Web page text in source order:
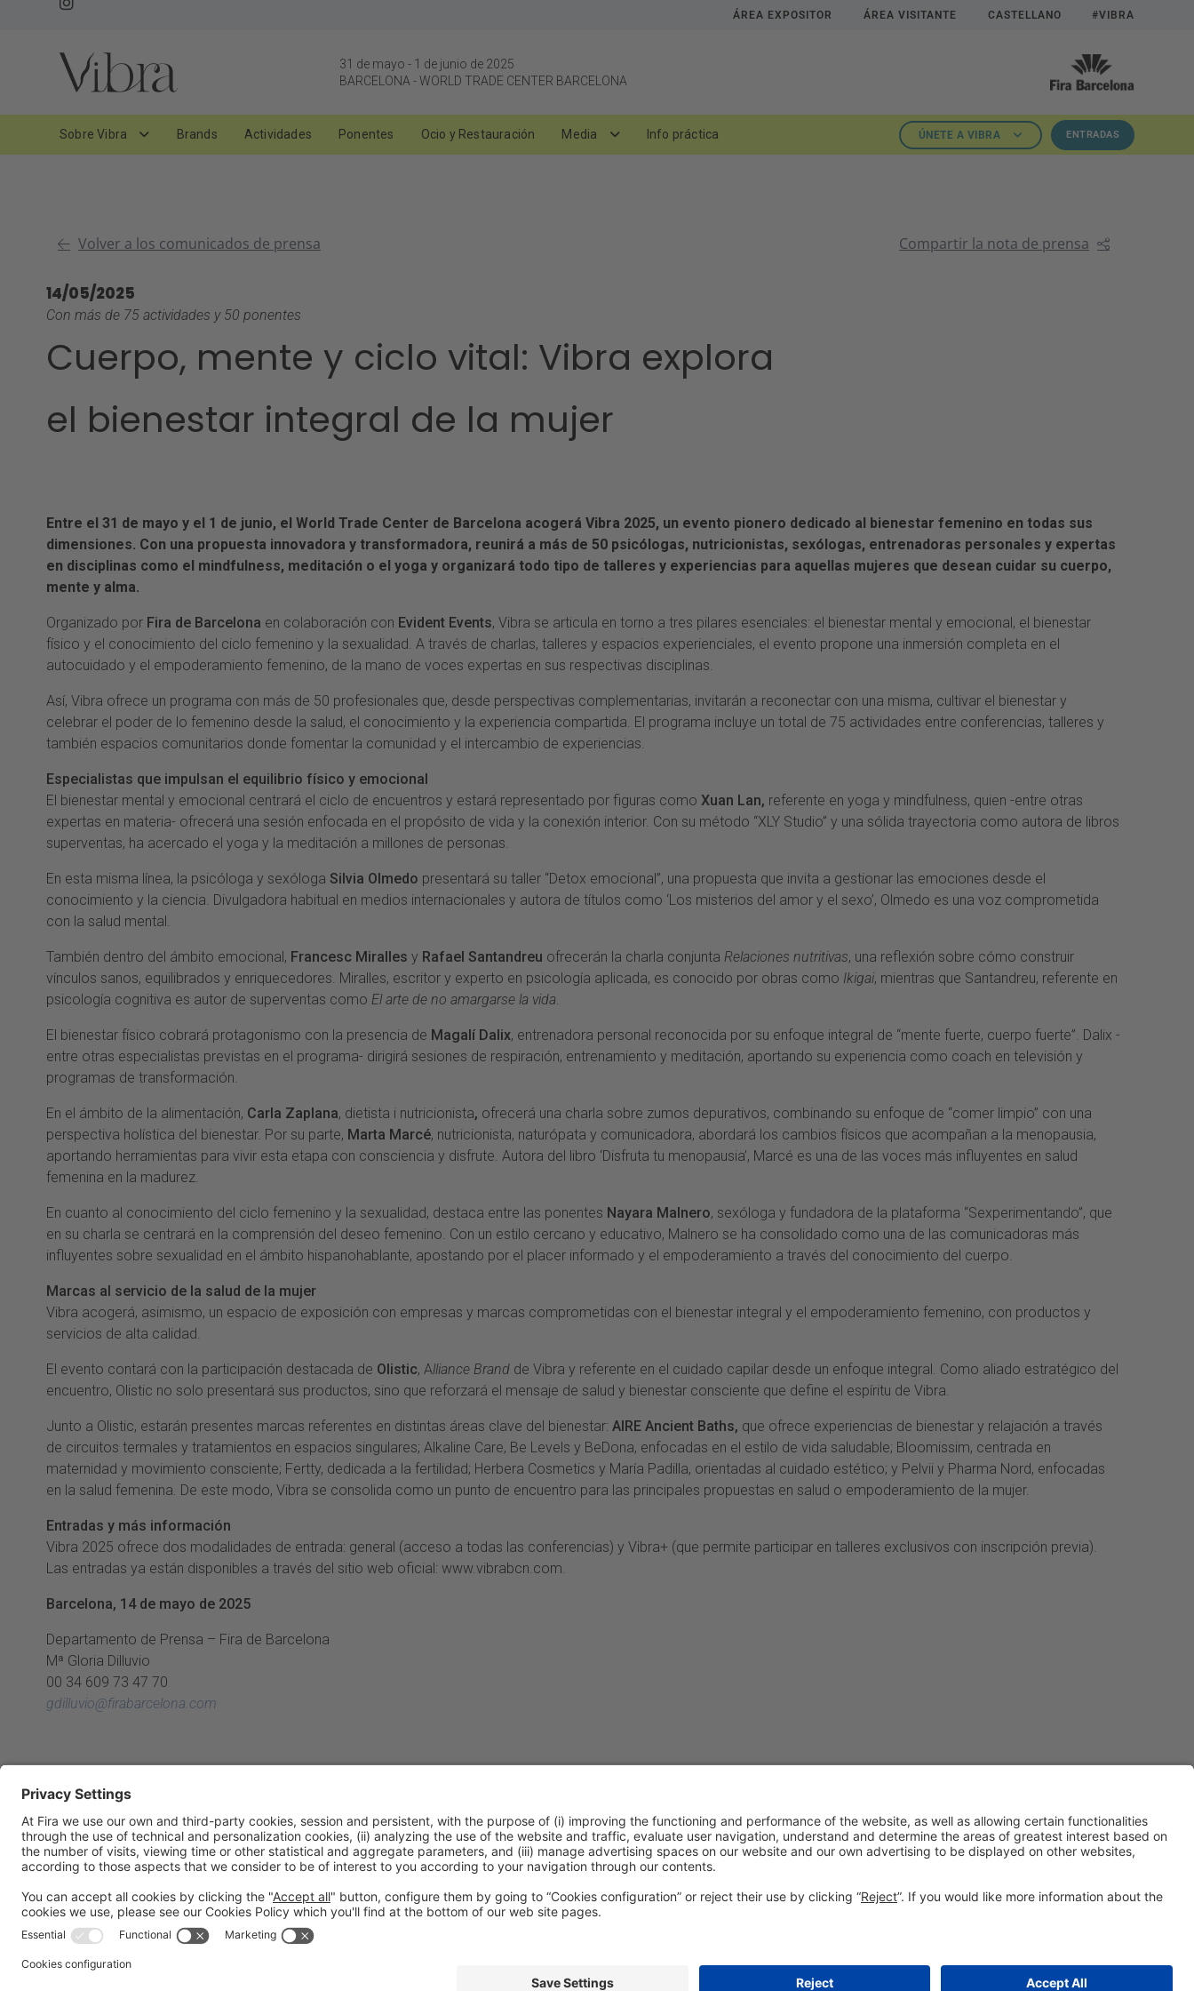
ÁREA EXPOSITOR ÁREA VISITANTE CASTELLANO #VIBRA
31 de mayo - 1 de junio de 2025
BARCELONA -WORLD TRADE CENTER BARCELONA
Sobre Vibra Brands Actividades Ponentes Ocio y Restauración Media Info práctica ÚNETE A VIBRA ENTRADAS
Volver a los comunicados de prensa Compartir la nota de prensa
14/05/2025
Con más de 75 actividades y 50 ponentes
Cuerpo, mente y ciclo vital: Vibra explora
el bienestar integral de la mujer
Entre el 31 de mayo y el 1 de junio, el World Trade Center de Barcelona acogerá Vibra 2025, un evento pionero dedicado al bienestar femenino en todas sus
dimensiones. Con una propuesta innovadora y transformadora, reunirá a más de 50 psicólogas, nutricionistas, sexólogas, entrenadoras personales y expertas
en disciplinas como el mindfulness, meditación o el yoga y organizará todo tipo de talleres y experiencias para aquellas mujeres que desean cuidar su cuerpo,
mente y alma.
Organizado por Fira de Barcelona en colaboración con Evident Events, Vibra se articula en torno a tres pilares esenciales: el bienestar mental y emocional, el bienestar
físico y el conocimiento del ciclo femenino y la sexualidad. A través de charlas, talleres y espacios experienciales, el evento propone una inmersión completa en el
autocuidado y el empoderamiento femenino, de la mano de voces expertas en sus respectivas disciplinas.
Así, Vibra ofrece un programa con más de 50 profesionales que, desde perspectivas complementarias, invitarán a reconectar con una misma, cultivar el bienestar y
celebrar el poder de lo femenino desde la salud, el conocimiento y la experiencia compartida. El programa incluye un total de 75 actividades entre conferencias, talleres y
también espacios comunitarios donde fomentar la comunidad y el intercambio de experiencias.
Especialistas que impulsan el equilibrio físico y emocional
El bienestar mental y emocional centrará el ciclo de encuentros y estará representado por figuras como Xuan Lan, referente en yoga y mindfulness, quien -entre otras
expertas en materia- ofrecerá una sesión enfocada en el propósito de vida y la conexión interior. Con su método “XLY Studio” y una sólida trayectoria como autora de libros
superventas, ha acercado el yoga y la meditación a millones de personas.
En esta misma línea, la psicóloga y sexóloga Silvia Olmedo presentará su taller “Detox emocional”, una propuesta que invita a gestionar las emociones desde el
conocimiento y la ciencia. Divulgadora habitual en medios internacionales y autora de títulos como ‘Los misterios del amor y el sexo’, Olmedo es una voz comprometida
con la salud mental.
También dentro del ámbito emocional, Francesc Miralles y Rafael Santandreu ofrecerán la charla conjunta Relaciones nutritivas, una reflexión sobre cómo construir
vínculos sanos, equilibrados y enriquecedores. Miralles, escritor y experto en psicología aplicada, es conocido por obras como Ikigai, mientras que Santandreu, referente en
psicología cognitiva es autor de superventas como El arte de no amargarse la vida.
El bienestar físico cobrará protagonismo con la presencia de Magalí Dalix, entrenadora personal reconocida por su enfoque integral de “mente fuerte, cuerpo fuerte”. Dalix -
entre otras especialistas previstas en el programa- dirigirá sesiones de respiración, entrenamiento y meditación, aportando su experiencia como coach en televisión y
programas de transformación.
En el ámbito de la alimentación, Carla Zaplana, dietista i nutricionista, ofrecerá una charla sobre zumos depurativos, combinando su enfoque de “comer limpio” con una
perspectiva holística del bienestar. Por su parte, Marta Marcé, nutricionista, naturópata y comunicadora, abordará los cambios físicos que acompañan a la menopausia,
aportando herramientas para vivir esta etapa con consciencia y disfrute. Autora del libro ‘Disfruta tu menopausia’, Marcé es una de las voces más influyentes en salud
femenina en la madurez.
En cuanto al conocimiento del ciclo femenino y la sexualidad, destaca entre las ponentes Nayara Malnero, sexóloga y fundadora de la plataforma “Sexperimentando”, que
en su charla se centrará en la comprensión del deseo femenino. Con un estilo cercano y educativo, Malnero se ha consolidado como una de las comunicadoras más
influyentes sobre sexualidad en el ámbito hispanohablante, apostando por el placer informado y el empoderamiento a través del conocimiento del cuerpo.
Marcas al servicio de la salud de la mujer
Vibra acogerá, asimismo, un espacio de exposición con empresas y marcas comprometidas con el bienestar integral y el empoderamiento femenino, con productos y
servicios de alta calidad.
El evento contará con la participación destacada de Olistic, Alliance Brand de Vibra y referente en el cuidado capilar desde un enfoque integral. Como aliado estratégico del
encuentro, Olistic no solo presentará sus productos, sino que reforzará el mensaje de salud y bienestar consciente que define el espíritu de Vibra.
Junto a Olistic, estarán presentes marcas referentes en distintas áreas clave del bienestar: AIRE Ancient Baths, que ofrece experiencias de bienestar y relajación a través
de circuitos termales y tratamientos en espacios singulares; Alkaline Care, Be Levels y BeDona, enfocadas en el estilo de vida saludable; Bloomissim, centrada en
maternidad y movimiento consciente; Fertty, dedicada a la fertilidad; Herbera Cosmetics y María Padilla, orientadas al cuidado estético; y Pelvii y Pharma Nord, enfocadas
en la salud femenina. De este modo, Vibra se consolida como un punto de encuentro para las principales propuestas en salud o empoderamiento de la mujer.
Entradas y más información
Vibra 2025 ofrece dos modalidades de entrada: general (acceso a todas las conferencias) y Vibra+ (que permite participar en talleres exclusivos con inscripción previa).
Las entradas ya están disponibles a través del sitio web oficial: www.vibrabcn.com.
Barcelona, 14 de mayo de 2025
Departamento de Prensa – Fira de Barcelona
Mª Gloria Dilluvio
00 34 609 73 47 70
gdilluvio@firabarcelona.com
Aviso legalPolítica de privacidad Política de cookies Contacto
#Vibrabcn
en las redes sociales